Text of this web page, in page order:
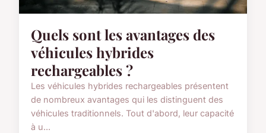
Quels sont les avantages des
véhicules hybrides
rechargeables ?
Les véhicules hybrides rechargeables présentent
de nombreux avantages qui les distinguent des
véhicules traditionnels. Tout d'abord, leur capacité
à u...